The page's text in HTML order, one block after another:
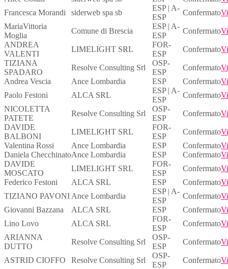
Francesca Morandi
siderweb spa sb
ESP | A-
ESP
Confermato
MariaVittoria
Moglia
Comune di Brescia
ESP | A-
ESP
Confermato
ANDREA
VALENTI
LIMELIGHT SRL
FOR-
ESP
Confermato
TIZIANA
SPADARO
Resolve Consulting Srl
OSP-
ESP
Confermato
Andrea Vescia
Ance Lombardia ESP Confermato
Paolo Festoni
ALCA SRL
ESP | A-
ESP
Confermato
NICOLETTA
PATETE
Resolve Consulting Srl
OSP-
ESP
Confermato
DAVIDE
BALBONI
LIMELIGHT SRL
FOR-
ESP
Confermato
Valentina Rossi
Ance Lombardia ESP Confermato
Daniela ChecchinatoAnce Lombardia ESP Confermato
DAVIDE
MOSCATO
LIMELIGHT SRL
FOR-
ESP
Confermato
Federico Festoni
ALCA SRL ESP Confermato
TIZIANO PAVONI Ance Lombardia
ESP | A-
ESP
Confermato
Giovanni Bazzana
ALCA SRL ESP Confermato
Lino Lovo
ALCA SRL
FOR-
ESP
Confermato
ARIANNA
DUTTO
Resolve Consulting Srl
OSP-
ESP
Confermato
ASTRID CIOFFO Resolve Consulting Srl
OSP-
ESP
Confermato